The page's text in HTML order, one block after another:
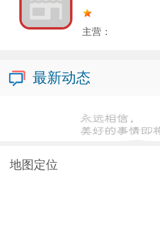
主营：
最新动态
地图定位